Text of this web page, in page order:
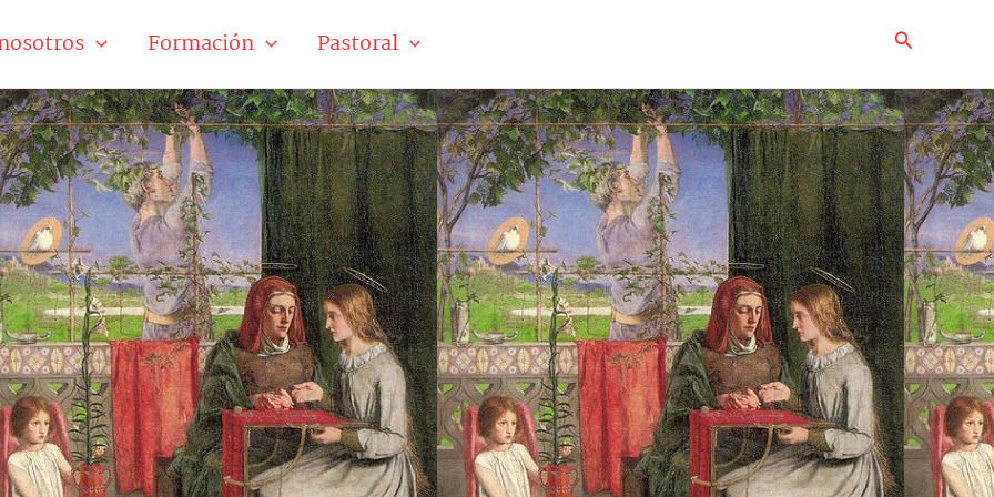
Formación Pastoral Buscar